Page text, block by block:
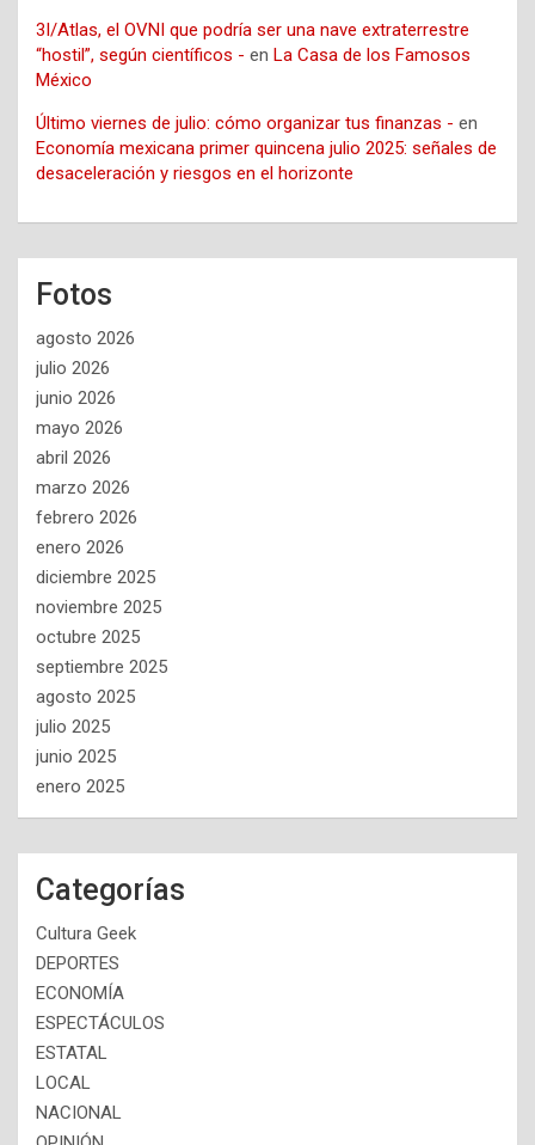
3I/Atlas, el OVNI que podría ser una nave extraterrestre
“hostil”, según científicos - en La Casa de los Famosos
México
Último viernes de julio: cómo organizar tus finanzas - en
Economía mexicana primer quincena julio 2025: señales de
desaceleración y riesgos en el horizonte
Fotos
agosto 2026
julio 2026
junio 2026
mayo 2026
abril 2026
marzo 2026
febrero 2026
enero 2026
diciembre 2025
noviembre 2025
octubre 2025
septiembre 2025
agosto 2025
julio 2025
junio 2025
enero 2025
Categorías
Cultura Geek
DEPORTES
ECONOMÍA
ESPECTÁCULOS
ESTATAL
LOCAL
NACIONAL